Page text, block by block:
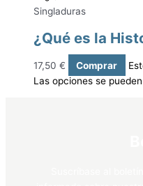
Singladuras
¿Qué es la
17,50 € Comprar
Las opciones se